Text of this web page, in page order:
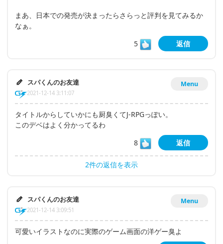
まあ、日本での発売が決まったらさらっと評判を見てみるか
なぁ。
5
返信
Menu
スパくんのお友達
2021-12-14 3:11:07
タイトルからしていかにも厨臭くてJ-RPGっぽい。
このデベはよく分かってるわ
8
返信
2件の返信を表示
Menu
スパくんのお友達
2021-12-14 3:09:51
可愛いイラストなのに実際のゲーム画面の洋ゲー臭よ